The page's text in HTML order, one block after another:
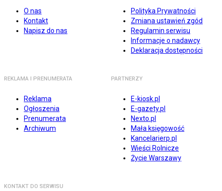
O nas
Kontakt
Napisz do nas
Polityka Prywatności
Zmiana ustawień zgód
Regulamin serwisu
Informacje o nadawcy
Deklaracja dostępności
REKLAMA I PRENUMERATA
Reklama
Ogłoszenia
Prenumerata
Archiwum
PARTNERZY
E-kiosk.pl
E-gazety.pl
Nexto.pl
Mała księgowość
Kancelarierp.pl
Wieści Rolnicze
Życie Warszawy
KONTAKT DO SERWISU